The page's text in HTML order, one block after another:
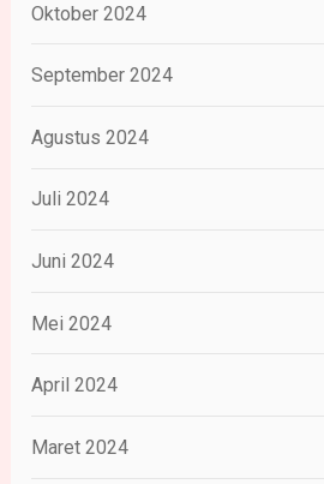
Oktober 2024
September 2024
Agustus 2024
Juli 2024
Juni 2024
Mei 2024
April 2024
Maret 2024